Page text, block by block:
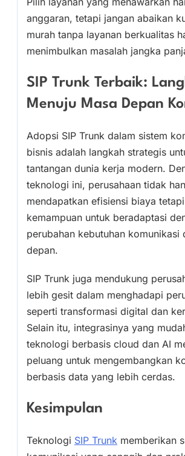
anggaran, tetapi jangan abaikan
murah tanpa layanan berkualitas
menimbulkan masalah jangka
SIP Trunk Terbaik:
Menuju Masa Depan
Adopsi SIP Trunk dalam sistem
bisnis adalah langkah strategis
tantangan dunia kerja modern.
teknologi ini, perusahaan tidak
mendapatkan efisiensi biaya
kemampuan untuk beradaptasi
perubahan kebutuhan komunikasi
depan.
SIP Trunk juga mendukung
lebih gesit dalam menghadapi
seperti transformasi digital dan
Selain itu, integrasinya yang
teknologi berbasis cloud dan AI
peluang untuk mengembangkan
berbasis data yang lebih cerdas.
Kesimpulan
Teknologi SIP Trunk memberikan